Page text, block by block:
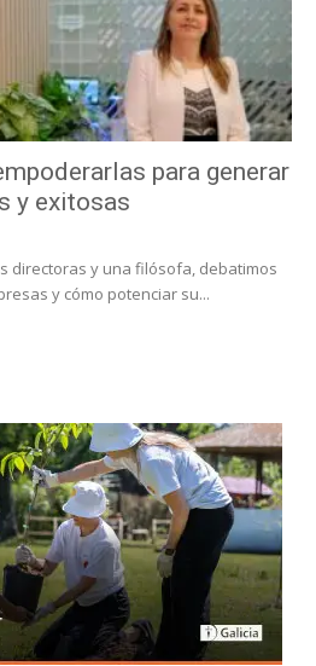
para generar
y exitosas
directoras y una filósofa, debatimos
y cómo potenciar su...